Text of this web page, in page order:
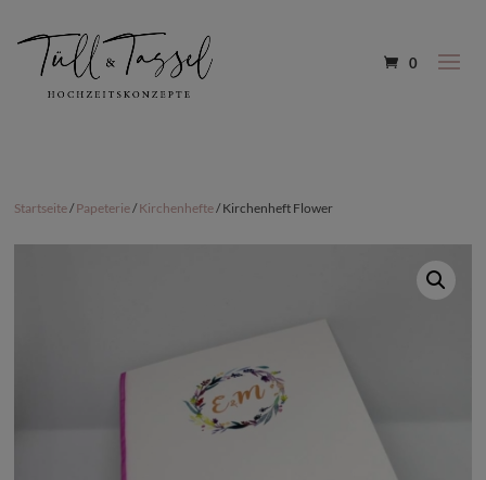
0
Startseite/Papeterie/Kirchenhefte/ Kirchenheft Flower